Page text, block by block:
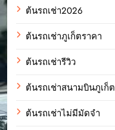
ต้นรถเช่า2026
ต้นรถเช่าภูเก็ตราคา
ต้นรถเช่ารีวิว
ต้นรถเช่าสนามบินภูเก็ต
ต้นรถเช่าไม่มีมัดจำ